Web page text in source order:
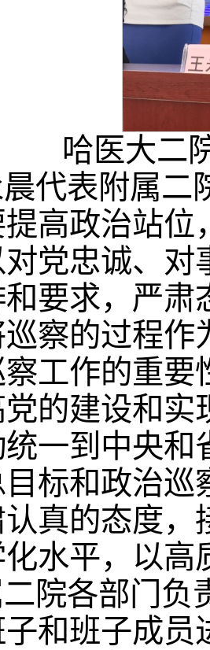
哈医大二
代表附属二
高政治站位
党忠诚、对
要求，严肃
察的过程作
工作的重要
的建设和实
一到中央和
标和政治巡
真的态度，
水平，以高
二院各部门负
子和班子成